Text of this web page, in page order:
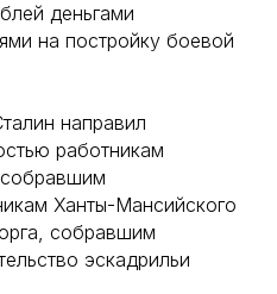
деньгами
на постройку боевой
направил
работникам
Ханты-Мансийского
собравшим
эскадрильи